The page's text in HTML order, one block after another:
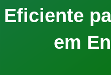
Eficiente
em